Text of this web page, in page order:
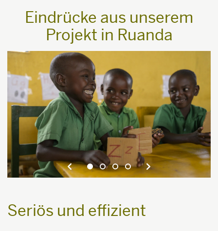
Eindrücke aus unserem
Projekt in Ruanda
Seriös und effizient